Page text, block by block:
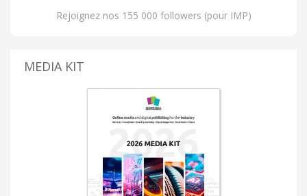
Rejoignez nos 155 000 followers (pour IMP)
MEDIA KIT